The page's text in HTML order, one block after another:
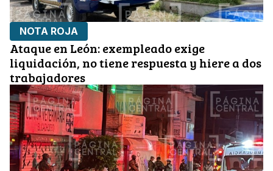
NOTA ROJA
Ataque en León: exempleado exige
liquidación, no tiene respuesta y hiere a dos
trabajadores